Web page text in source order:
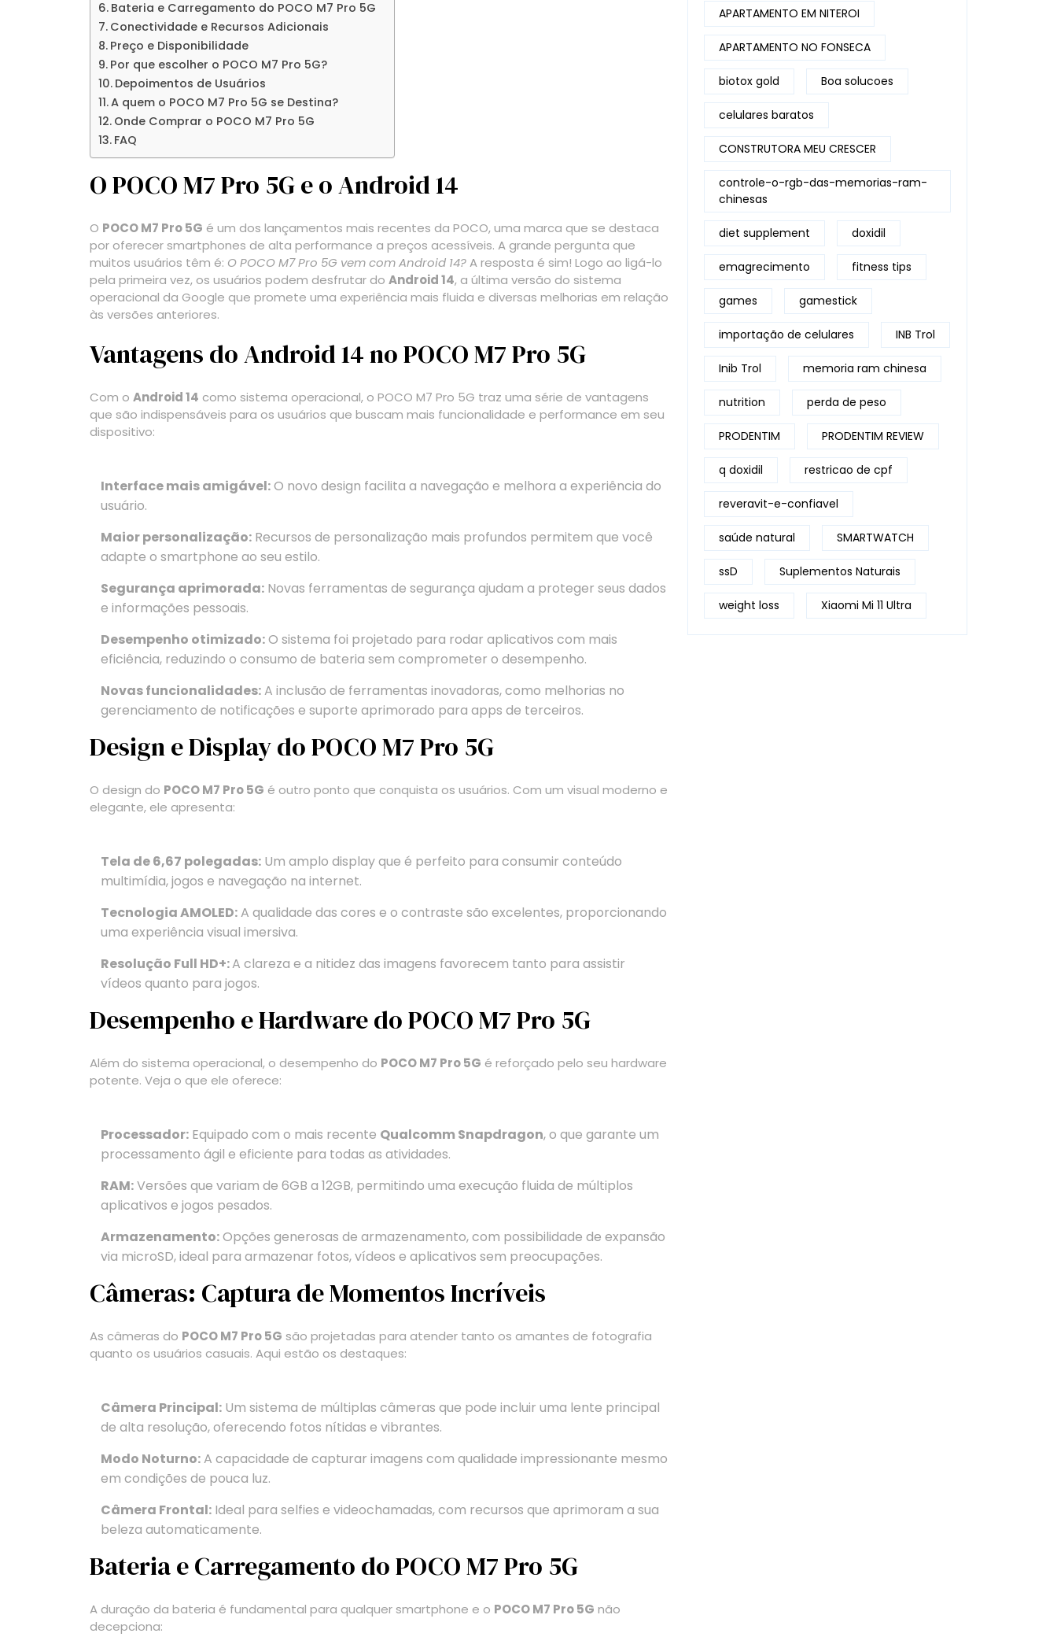
Bateria e Carregamento do POCO M7 Pro 5G
Conectividade e Recursos Adicionais
Preço e Disponibilidade
Por que escolher o POCO M7 Pro 5G?
Depoimentos de Usuários
A quem o POCO M7 Pro 5G se Destina?
Onde Comprar o POCO M7 Pro 5G
FAQ
O POCO M7 Pro 5G e o Android 14
O POCO M7 Pro 5G é um dos lançamentos mais recentes da POCO, uma marca que se destaca
por oferecer smartphones de alta performance a preços acessíveis. A grande pergunta que
muitos usuários têm é: O POCO M7 Pro 5G vem com Android 14?A resposta é sim! Logo ao ligá-lo
pela primeira vez, os usuários podem desfrutar do Android 14, a última versão do sistema
operacional da Google que promete uma experiência mais fluida e diversas melhorias em relação
às versões anteriores.
Vantagens do Android 14 no POCO M7 Pro 5G
Com o Android 14 como sistema operacional, o POCO M7 Pro 5G traz uma série de vantagens
que são indispensáveis para os usuários que buscam mais funcionalidade e performance em seu
dispositivo:
Interface mais amigável:O novo design facilita a navegação e melhora a experiência do
usuário.
Maior personalização: Recursos de personalização mais profundos permitem que você
adapte o smartphone ao seu estilo.
Segurança aprimorada: Novas ferramentas de segurança ajudam a proteger seus dados
e informações pessoais.
Desempenho otimizado:O sistema foi projetado para rodar aplicativos com mais
eficiência, reduzindo o consumo de bateria sem comprometer o desempenho.
Novas funcionalidades:A inclusão de ferramentas inovadoras, como melhorias no
gerenciamento de notificações e suporte aprimorado para apps de terceiros.
Design e Display do POCO M7 Pro 5G
O design do POCO M7 Pro 5G é outro ponto que conquista os usuários. Com um visual moderno e
elegante, ele apresenta:
Tela de 6,67 polegadas: Um amplo display que é perfeito para consumir conteúdo
multimídia, jogos e navegação na internet.
Tecnologia AMOLED:A qualidade das cores e o contraste são excelentes, proporcionando
uma experiência visual imersiva.
Resolução Full HD+:A clareza e a nitidez das imagens favorecem tanto para assistir
vídeos quanto para jogos.
Desempenho e Hardware do POCO M7 Pro 5G
Além do sistema operacional, o desempenho do POCO M7 Pro 5G é reforçado pelo seu hardware
potente. Veja o que ele oferece:
Processador: Equipado com o mais recente Qualcomm Snapdragon, o que garante um
processamento ágil e eficiente para todas as atividades.
RAM:Versões que variam de 6GB a 12GB, permitindo uma execução fluida de múltiplos
aplicativos e jogos pesados.
Armazenamento:Opções generosas de armazenamento, com possibilidade de expansão
via microSD, ideal para armazenar fotos, vídeos e aplicativos sem preocupações.
Câmeras: Captura de Momentos Incríveis
As câmeras do POCO M7 Pro 5G são projetadas para atender tanto os amantes de fotografia
quanto os usuários casuais. Aqui estão os destaques:
Câmera Principal: Um sistema de múltiplas câmeras que pode incluir uma lente principal
de alta resolução, oferecendo fotos nítidas e vibrantes.
Modo Noturno:A capacidade de capturar imagens com qualidade impressionante mesmo
em condições de pouca luz.
Câmera Frontal: Ideal para selfies e videochamadas, com recursos que aprimoram a sua
beleza automaticamente.
Bateria e Carregamento do POCO M7 Pro 5G
A duração da bateria é fundamental para qualquer smartphone e o POCO M7 Pro 5G não
decepciona:
APARTAMENTO EM NITEROI
APARTAMENTO NO FONSECA
biotox gold Boa solucoes
celulares baratos
CONSTRUTORA MEU CRESCER
controle-o-rgb-das-memorias-ram-
chinesas
diet supplement doxidil
emagrecimento fitness tips
games gamestick
importação de celulares INB Trol
Inib Trol memoria ram chinesa
nutrition perda de peso
PRODENTIM PRODENTIM REVIEW
q doxidil restricao de cpf
reveravit-e-confiavel
saúde natural SMARTWATCH
ssD Suplementos Naturais
weight loss Xiaomi Mi 11 Ultra